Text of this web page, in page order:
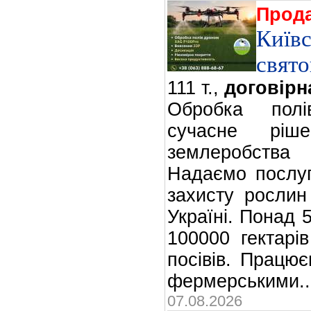
111 т.,
Обробка
сучасне
землеробства
Надаємо
захисту
Україні. Понад
100000
посівів.
07.08.2026